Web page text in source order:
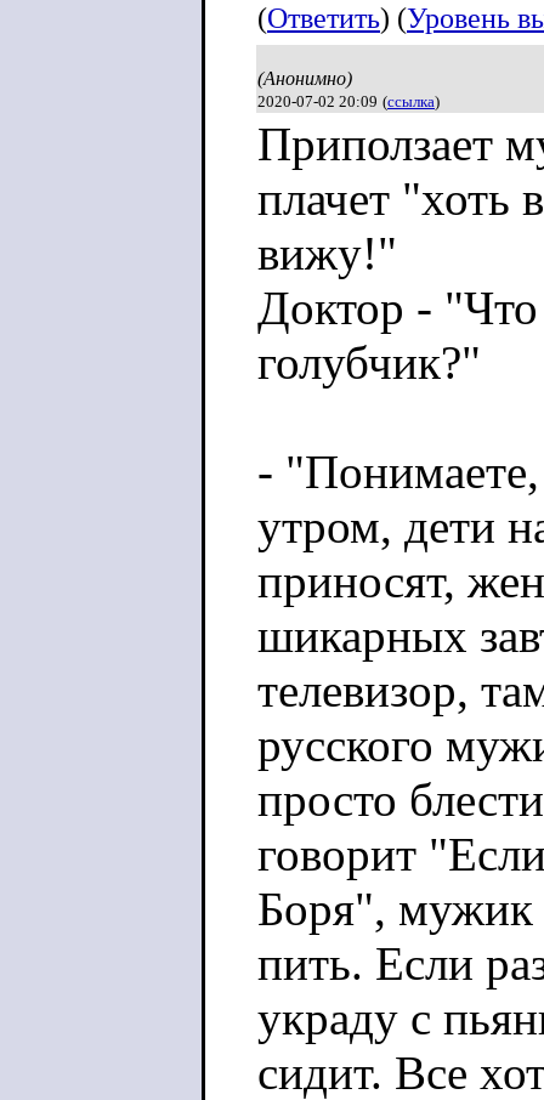
(Ответить) (Уровень
(Анонимно)
2020-07-02 20:09 (ссылка)
Приползает
плачет "хоть
вижу!"
Доктор - "Что
голубчик?"
-
утром, дети
приносят,
шикарных
телевизор,
русского
просто
говорит
Боря", мужик
пить. Если
украду с
сидит. Все